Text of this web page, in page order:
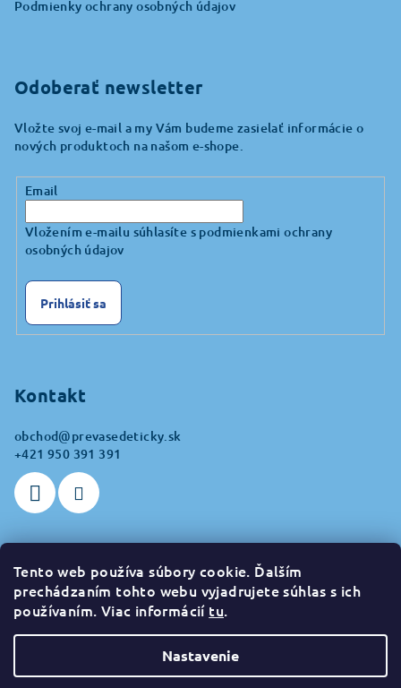
Tento web používa súbory cookie. Ďalším
prechádzaním tohto webu vyjadrujete súhlas s ich
používaním. Viac informácií tu.
Nastavenie
Podmienky ochrany osobných údajov
Odoberať newsletter
Vložte svoj e-mail a my Vám budeme zasielať informácie o
nových produktoch na našom e-shope.
Email
Vložením e-mailu súhlasíte s podmienkami ochrany
osobných údajov
Prihlásiť sa
Kontakt
obchod@prevasedeticky.sk
+421 950 391 391
Prijímame online platby